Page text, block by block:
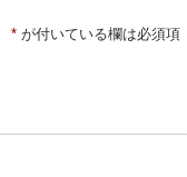
* が付いている欄は必須項